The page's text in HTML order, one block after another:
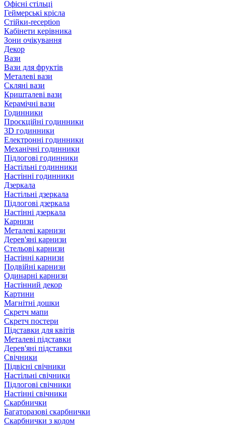
Офісні стільці
Геймерські крісла
Стійки-reception
Кабінети керівника
Зони очікування
Декор
Вази
Вази для фруктів
Металеві вази
Скляні вази
Кришталеві вази
Керамічні вази
Годинники
Проєкційні годинники
3D годинники
Електронні годинники
Механічні годинники
Підлогові годинники
Настільні годинники
Настінні годинники
Дзеркала
Настільні дзеркала
Підлогові дзеркала
Настінні дзеркала
Карнизи
Металеві карнизи
Дерев'яні карнизи
Стельові карнизи
Настінні карнизи
Подвійні карнизи
Одинарні карнизи
Настінний декор
Картини
Магнітні дошки
Скретч мапи
Скретч постери
Підставки для квітів
Металеві підставки
Дерев'яні підставки
Свічники
Підвісні свічники
Настільні свічники
Підлогові свічники
Настінні свічники
Скарбнички
Багаторазові скарбнички
Скарбнички з кодом